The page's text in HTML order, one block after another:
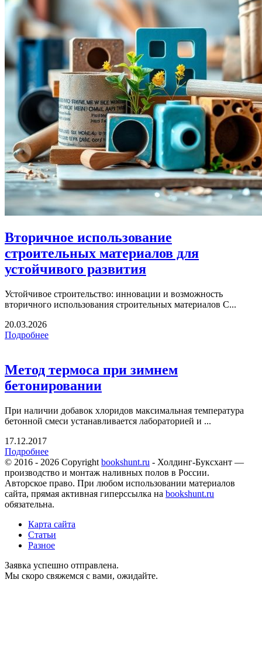
Вторичное использование
строительных материалов для
устойчивого развития
Устойчивое строительство: инновации и возможность
вторичного использования строительных материалов С...
20.03.2026
Подробнее
Метод термоса при зимнем
бетонировании
При наличии добавок хлоридов максимальная температура
бетонной смеси устанавливается лабораторией и ...
17.12.2017
Подробнее
© 2016 - 2026 Copyright bookshunt.ru - Холдинг-Буксхант —
производство и монтаж наливных полов в России.
Авторское право. При любом использовании материалов
сайта, прямая активная гиперссылка на bookshunt.ru
обязательна.
Карта сайта
Статьи
Разное
Заявка успешно отправлена.
Мы скоро свяжемся с вами, ожидайте.